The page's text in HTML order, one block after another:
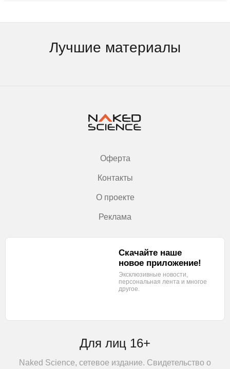
Лучшие материалы
Оферта
Контакты
О проекте
Реклама
Для лиц 16+
Naked Science, сетевое издание. Свидетельство о
Скачайте наше
новое приложение!
Эксклюзивные новости,
персональная лента и многое
другое.